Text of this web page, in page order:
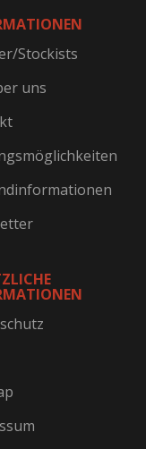
Stockists
uns